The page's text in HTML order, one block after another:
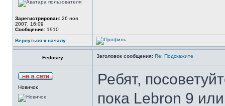
Зарегистрирован: 26 ноя
2007, 16:09
Сообщения: 1910
Вернуться к началу
Fedosey Заголовок сообщения: Re: Подскажите
Новичок
Ребят,
пока Lebron 9